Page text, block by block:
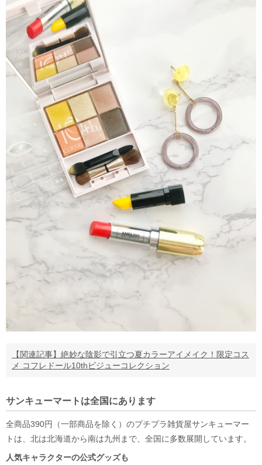
【関連記事】絶妙な陰影で引立つ夏カラーアイメイク！限定コス
メ コフレドール10thビジューコレクション
サンキューマートは全国にあります
全商品390円（一部商品を除く）のプチプラ雑貨屋サンキューマー
トは、北は北海道から南は九州まで、全国に多数展開しています。
人気キャラクターの公式グッズも